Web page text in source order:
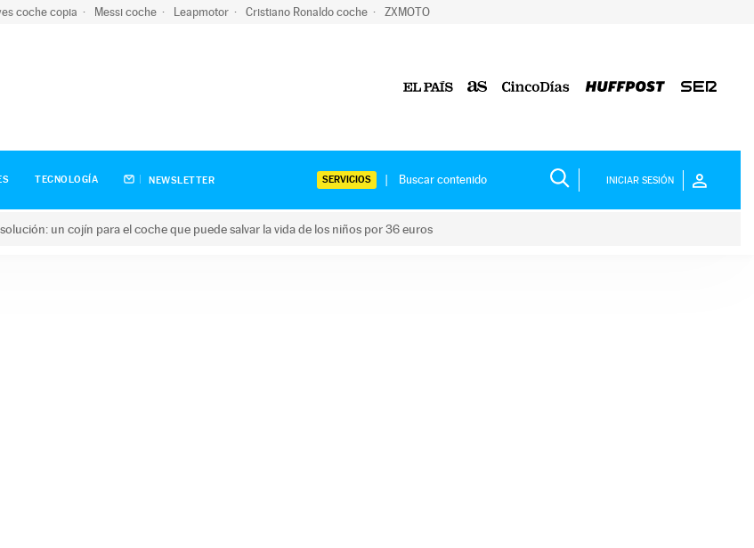
coche copia Messi coche Leapmotor Cristiano Ronaldo coche ZXMOTO
TECNOLOGÍA NEWSLETTER SERVICIOS INICIAR SESIÓN
un cojín para el coche que puede salvar la vida de los niños por 36 euros